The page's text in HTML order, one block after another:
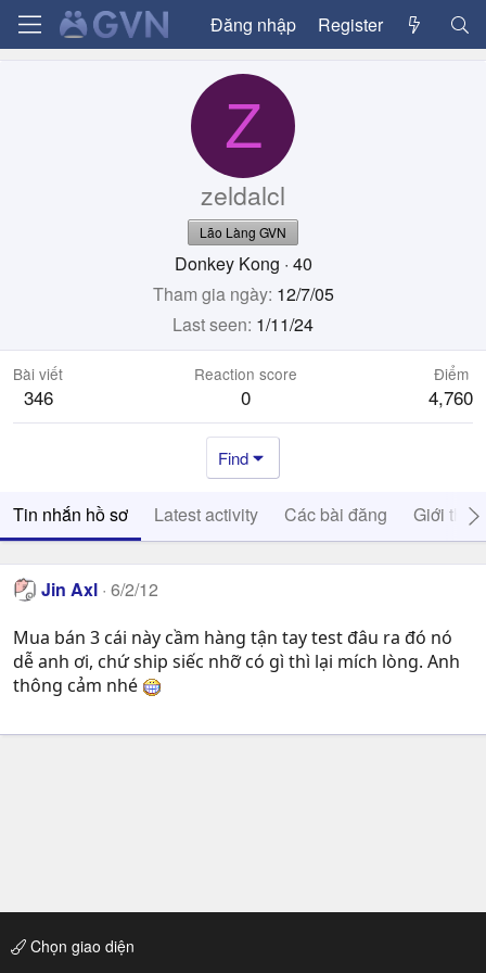
Đăng nhập Register
Z
zeldalcl
Lão Làng GVN
Donkey Kong · 40
Tham gia ngày 12/7/05
Last seen 1/11/24
Bài viết
346
Reaction score
0
Điểm
4,760
Find
Tin nhắn hồ sơ Latest activity Các bài đăng Giới thiệu
Jin Axl 6/2/12
Mua bán 3 cái này cầm hàng tận tay test đâu ra đó nó
dễ anh ơi, chứ ship siếc nhỡ có gì thì lại mích lòng. Anh
thông cảm nhé
Chọn giao diện